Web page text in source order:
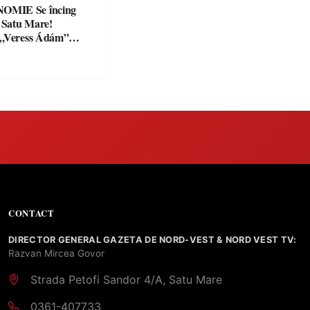
Se încing
Mare!
Ádám”
premii și un jurat
CONTACT
DIRECTOR GENERAL GAZETA DE NORD-VEST & NORD VEST TV:
Razvan Mircea Govor
Strada Petofi Sandor 4/A, Satu Mare
0361-407733